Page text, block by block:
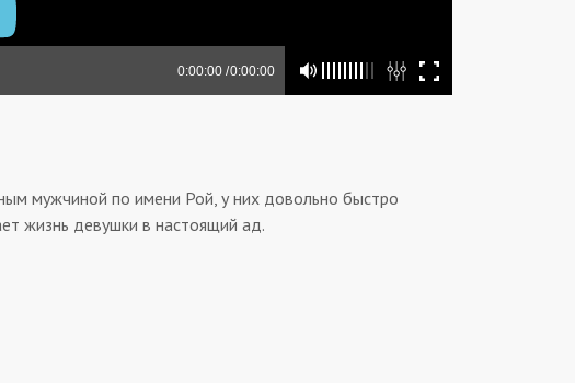
мужчиной по имени Рой, у них довольно быстро
жизнь девушки в настоящий ад.